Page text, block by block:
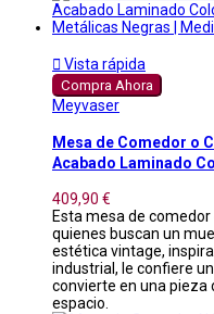
 Vista rápida
Compra Ahora
Meyvaser
Mesa de Comedor o
Acabado Laminado
409,90 €
Esta mesa de
quienes buscan un
estética vintage,
industrial, le confiere
convierte en una pieza
espacio.